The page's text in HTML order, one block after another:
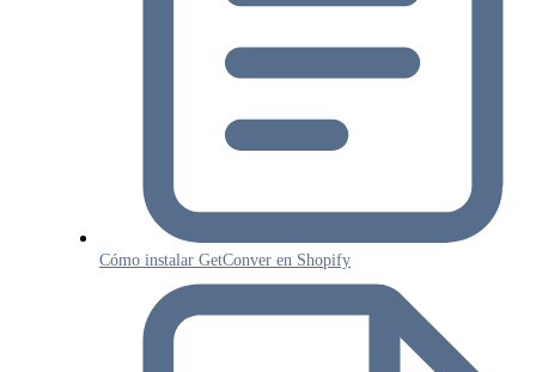
Cómo instalar GetConver en Shopify